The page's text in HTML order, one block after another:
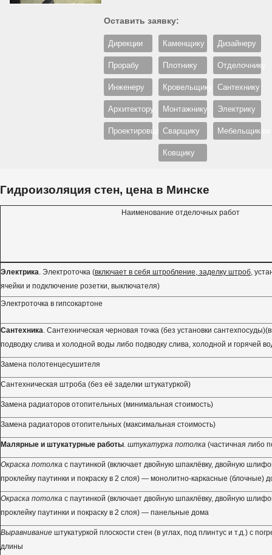
Оставить заявку:
Дирекции
Прорабу
Инженеру
Архитектору
Проектировщику
Каменщику
Плотнику
Кровельщику
Монтажнику
Сварщику
Ковщику
Дизайнеру
Отделочнику
Сантехнику
Электрику
Мебельщикам
Гидроизоляция стен, цена в Минске
Наименование отделочных работ
Электрика . Электроточка (включает в себя штробление, заделку штроб ,
ячейки и подключение розетки, выключателя)
Электроточка в гипсокартоне
Сантехника . Сантехническая черновая точка (без установки
подводку слива и холодной воды либо подводку слива, холодной и горячей
Замена полотенцесушителя
Сантехническая штроба (без её заделки штукатуркой)
Замена радиаторов отопительных (минимальная стоимость)
Замена радиаторов отопительных (максимальная стоимость)
Малярные и штукатурные работы штукатурка потолка (частичная либо
Окраска потолка с паутинкой (включает двойную шпаклёвку, двойную
проклейку паутинки и покраску в 2 слоя) — монолитно-каркасные (блочные)
Окраска потолка с паутинкой (включает двойную шпаклёвку, двойную
проклейку паутинки и покраску в 2 слоя) — панельные дома
Выравнивание штукатуркой плоскости стен (в углах, под плинтус и т.д.) с
длины